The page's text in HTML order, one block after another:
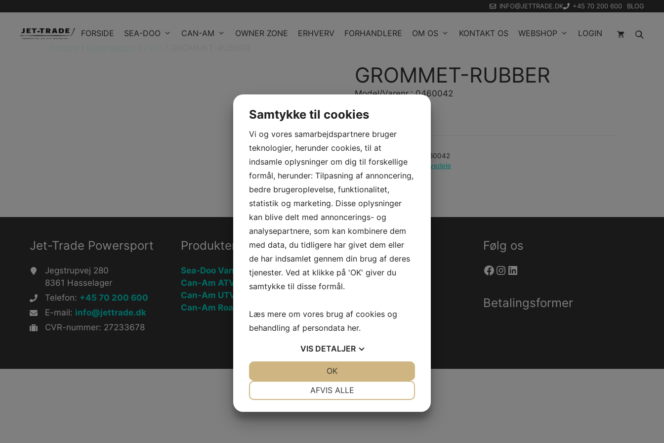
+45 70 200 600
INFO@JETTRADE.DK BLOG
FORSIDE SEA-DOO CAN-AM OWNER ZONE ERHVERV FORHANDLERE OM OS KONTAKT OS WEBSHOP
LOGIN
GROMMET-RUBBER
Model/Varenr.: 0460042
Bestillingsvare
0460042
Kategorier:PWC, Reservedele
Jet-Trade Powersport
Jegstrupvej 280
8361 Hasselager
Telefon: +45 70 200 600
E-mail: info@jettrade.dk
CVR-nummer: 27233678
Produkter
Sea-Doo Vandscooter
Can-Am ATV
Can-Am UTV
Can-Am Roadster
Information
Handelsebetingelser
Privatlivspolitik
Følg os
Facebook
Instagram
LinkedIn
Betalingsformer
Samtykke til cookies
Vi og vores samarbejdspartnere bruger
teknologier, herunder cookies, til at
indsamle oplysninger om dig til forskellige
formål, herunder: Tilpasning af annoncering,
bedre brugeroplevelse, funktionalitet,
statistik og marketing. Disse oplysninger
kan blive delt med annoncerings- og
analysepartnere, som kan kombinere dem
med data, du tidligere har givet dem eller
de har indsamlet gennem din brug af deres
tjenester. Ved at klikke på 'OK' giver du
samtykke til disse formål.
Læs mere om vores brug af cookies og
behandling af persondata her.
VIS DETALJER
AFVIS ALLE
OK